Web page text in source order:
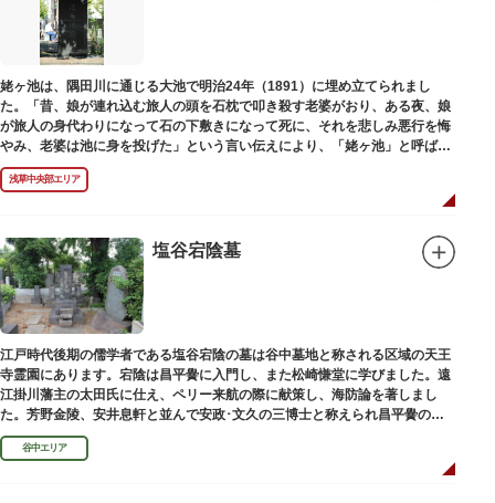
姥ヶ池は、隅田川に通じる大池で明治24年（1891）に埋め立てられまし
た。「昔、娘が連れ込む旅人の頭を石枕で叩き殺す老婆がおり、ある夜、娘
が旅人の身代わりになって石の下敷きになって死に、それを悲しみ悪行を悔
やみ、老婆は池に身を投げた」という言い伝えにより、「姥ヶ池」と呼ばれ
ていました。その碑は花川戸公園内にあります。
浅草中央部エリア
塩谷宕陰墓
江戸時代後期の儒学者である塩谷宕陰の墓は谷中墓地と称される区域の天王
寺霊園にあります。宕陰は昌平黌に入門し、また松崎慊堂に学びました。遠
江掛川藩主の太田氏に仕え、ペリー来航の際に献策し、海防論を著しまし
た。芳野金陵、安井息軒と並んで安政･文久の三博士と称えられ昌平黌の教
授として多くの文人を育て、慶応3年 （1867）に没しました。
谷中エリア